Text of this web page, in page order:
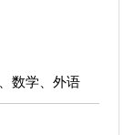
数学、外语